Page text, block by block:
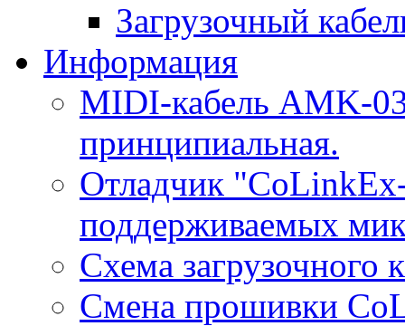
Загрузочный
Информация
MIDI-кабель AMK-
принципиальная.
Отладчик
поддерживаемых
Схема загрузочного
Смена прошивки